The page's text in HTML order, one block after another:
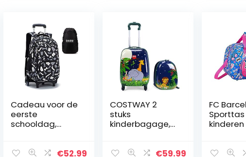
Cadeau voor de
eerste
schooldag,
wielen, sporttas,
€52.99
COSTWAY 2
stuks
kinderbagage,
en koffer,
€59.99
FC
kinderen